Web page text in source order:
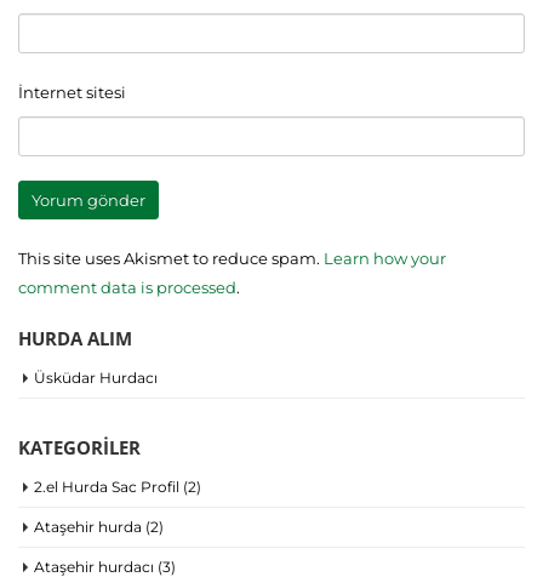
İnternet sitesi
This site uses Akismet to reduce spam. Learn how your
comment data is processed.
HURDA ALIM
Üsküdar Hurdacı
KATEGORILER
2.el Hurda Sac Profil (2)
Ataşehir hurda (2)
Ataşehir hurdacı (3)